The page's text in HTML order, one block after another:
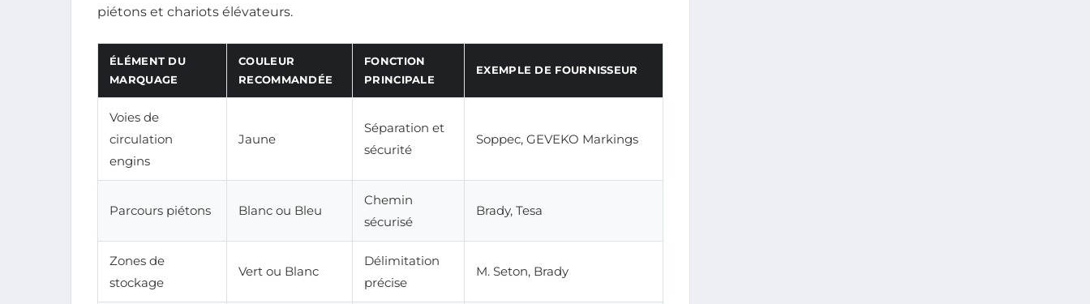
piétons et chariots élévateurs.
ÉLÉMENT DU
MARQUAGE
COULEUR
RECOMMANDÉE
FONCTION
PRINCIPALE
EXEMPLE DE FOURNISSEUR
Voies de
circulation
engins
Jaune
Séparation et
sécurité
Soppec, GEVEKO Markings
Parcours piétons Blanc ou Bleu
Chemin
sécurisé
Brady, Tesa
Zones de
stockage
Vert ou Blanc
Délimitation
précise
M. Seton, Brady